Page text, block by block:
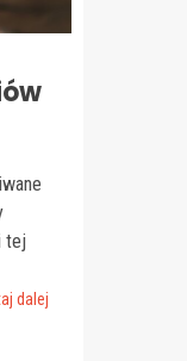
tej
dalej